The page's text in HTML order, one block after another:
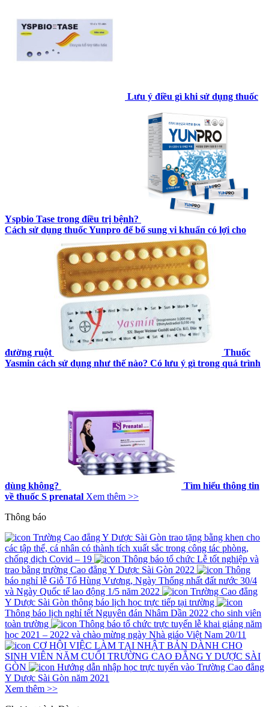
Lưu ý điều gì khi sử dụng thuốc
Yspbio Tase trong điều trị bệnh?
Cách sử dụng thuốc Yunpro để bổ sung vi khuẩn có lợi cho
đường ruột
Thuốc
Yasmin cách sử dụng như thế nào? Có lưu ý gì trong quá trình
dùng không?
Tìm hiểu thông tin
về thuốc S prenatal Xem thêm >>
Thông báo
Trường Cao đẳng Y Dược Sài Gòn trao tặng bằng khen cho
các tập thể, cá nhân có thành tích xuất sắc trong công tác phòng,
chống dịch Covid – 19
Thông báo tổ chức Lễ tốt nghiệp và
trao bằng trường Cao đẳng Y Dược Sài Gòn 2022
Thông
báo nghỉ lễ Giỗ Tổ Hùng Vương, Ngày Thống nhất đất nước 30/4
và Ngày Quốc tế lao động 1/5 năm 2022
Trường Cao đẳng
Y Dược Sài Gòn thông báo lịch học trực tiếp tại trường
Thông báo lịch nghỉ tết Nguyên đán Nhâm Dần 2022 cho sinh viên
toàn trường
Thông báo tổ chức trực tuyến lễ khai giảng năm
học 2021 – 2022 và chào mừng ngày Nhà giáo Việt Nam 20/11
CƠ HỘI VIỆC LÀM TẠI NHẬT BẢN DÀNH CHO
SINH VIÊN NĂM CUỐI TRƯỜNG CAO ĐẲNG Y DƯỢC SÀI
GÒN
Hướng dẫn nhập học trực tuyến vào Trường Cao đẳng
Y Dược Sài Gòn năm 2021
Xem thêm >>